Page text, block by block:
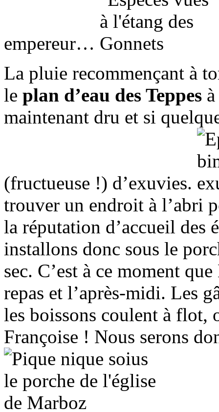
empereur…
La pluie recommençant à
le plan d’eau des Teppes
maintenant dru et si
(fructueuse !) d’exuvies.
trouver un endroit à l’abri
la réputation d’accueil des
installons donc sous le
sec. C’est à ce moment
repas et l’après-midi. Les
les boissons coulent à flot,
Françoise ! Nous serons